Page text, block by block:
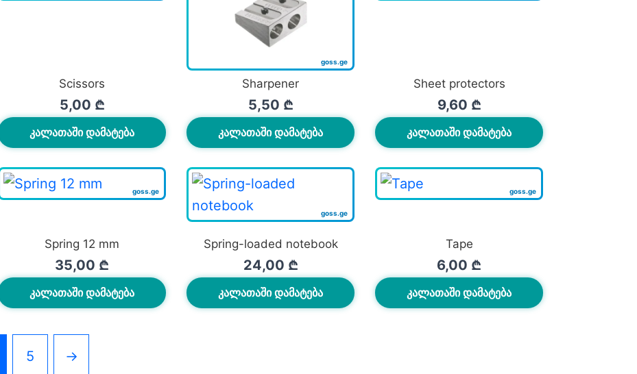
Scissors
5,00 ₾
ᲙᲐᲚᲐᲗᲐᲨᲘ ᲓᲐᲛᲐᲢᲔᲑᲐ
Sharpener
5,50 ₾
ᲙᲐᲚᲐᲗᲐᲨᲘ ᲓᲐᲛᲐᲢᲔᲑᲐ
Sheet protectors
9,60 ₾
ᲙᲐᲚᲐᲗᲐᲨᲘ ᲓᲐᲛᲐᲢᲔᲑᲐ
Spring 12 mm
35,00 ₾
ᲙᲐᲚᲐᲗᲐᲨᲘ ᲓᲐᲛᲐᲢᲔᲑᲐ
Spring-loaded notebook
24,00 ₾
ᲙᲐᲚᲐᲗᲐᲨᲘ ᲓᲐᲛᲐᲢᲔᲑᲐ
Tape
6,00 ₾
ᲙᲐᲚᲐᲗᲐᲨᲘ ᲓᲐᲛᲐᲢᲔᲑᲐ
5 →